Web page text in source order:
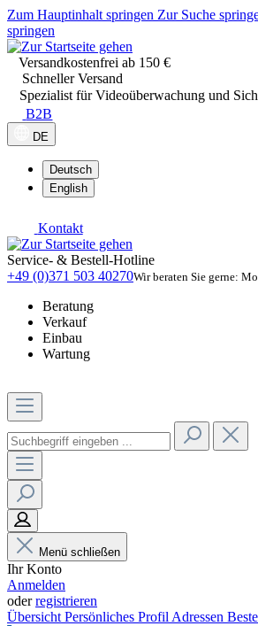
Zum Hauptinhalt springen Zur Suche
springen
Versandkostenfrei ab 150 €
Schneller Versand
Spezialist für Videoüberwachung und
B2B
DE
Deutsch
English
Kontakt
Service- & Bestell-Hotline
+49 (0)371 503 40270Wir beraten Sie gerne:
Beratung
Verkauf
Einbau
Wartung
Menü schließen
Ihr Konto
Anmelden
oderregistrieren
Übersicht Persönliches Profil Adressen